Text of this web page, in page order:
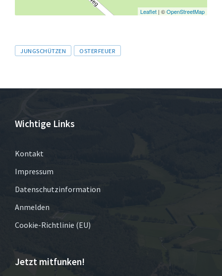
Leaflet | ©OpenStreetMap
Tags
JUNGSCHÜTZEN OSTERFEUER
Wichtige Links
Kontakt
Impressum
Datenschutzinformation
Anmelden
Cookie-Richtlinie (EU)
Jetzt mitfunken!